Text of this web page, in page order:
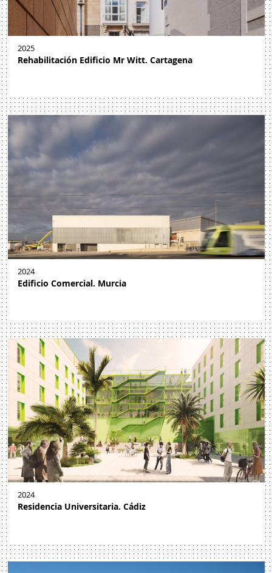
2025
Rehabilitación Edificio Mr Witt. Cartagena
2024
Edificio Comercial. Murcia
2024
Residencia Universitaria. Cádiz